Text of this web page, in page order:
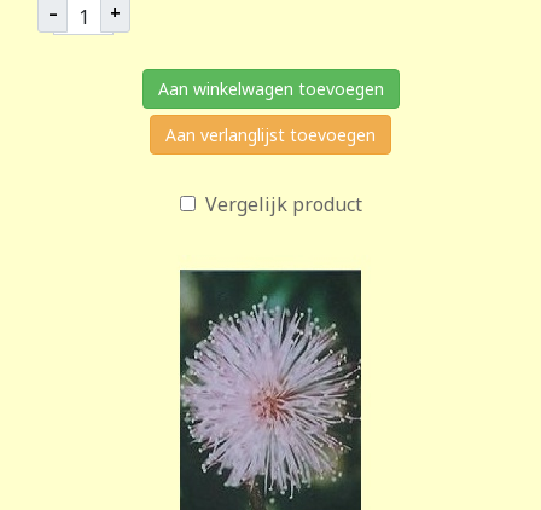
– +
Aan winkelwagen toevoegen
Aan verlanglijst toevoegen
Vergelijk product